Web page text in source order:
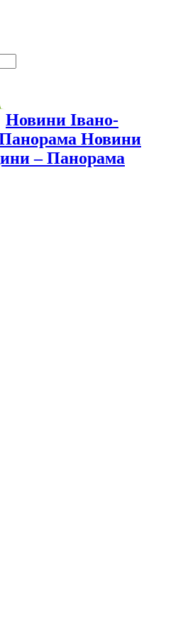
Новини Івано-
Новини
– Панорама